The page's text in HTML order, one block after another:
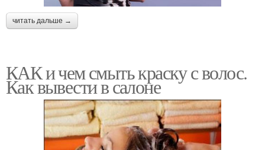
читать дальше →
КАК и чем смыть краску с волос.
Как вывести в салоне